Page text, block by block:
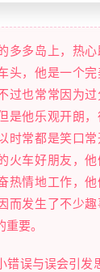
多多岛上，热
头，他是一个
过也常常因为
是他乐观开朗
时常都是笑口常
火车好朋友，他
热情地工作，
而发生了不少
要。
错误与误会引发